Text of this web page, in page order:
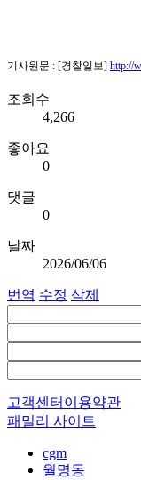
기사원문 : [경찰일보] http://
조회수
4,266
좋아요
0
댓글
0
날짜
2026/06/06
번역 수정 삭제
고객센터 이용약관
패밀리 사이트
cgm
월명동